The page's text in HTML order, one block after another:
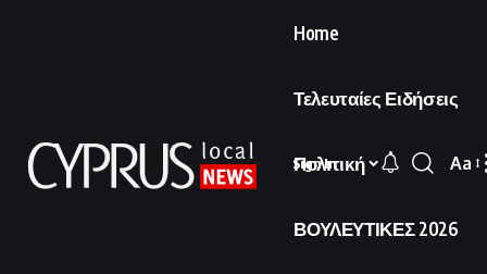
Home
Τελευταίες Ειδήσεις
Πολιτική
ΒΟΥΛΕΥΤΙΚΕΣ 2026
Sign In
Font
Aa